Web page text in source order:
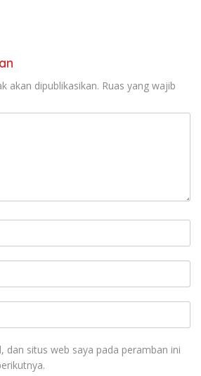
akan dipublikasikan. Ruas yang wajib
dan situs web saya pada peramban ini